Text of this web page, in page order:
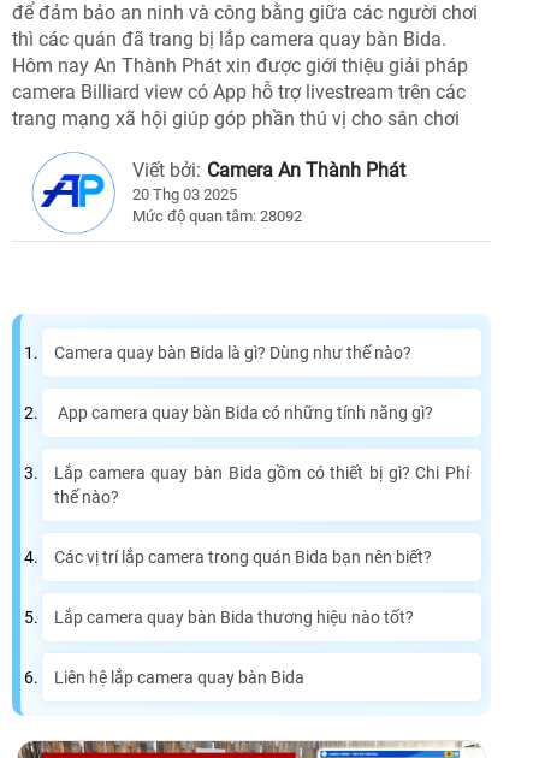
để đảm bảo an ninh và công bằng giữa các người chơi
thì các quán đã trang bị lắp camera quay bàn Bida.
Hôm nay An Thành Phát xin được giới thiệu giải pháp
camera Billiard view có App hỗ trợ livestream trên các
trang mạng xã hội giúp góp phần thú vị cho sân chơi
Viết bởi: Camera An Thành Phát
20 Thg 03 2025
Mức độ quan tâm: 28092
Camera quay bàn Bida là gì? Dùng như thế nào?
App camera quay bàn Bida có những tính năng gì?
Lắp camera quay bàn Bida gồm có thiết bị gì? Chi Phí
thế nào?
Các vị trí lắp camera trong quán Bida bạn nên biết?
Lắp camera quay bàn Bida thương hiệu nào tốt?
Liên hệ lắp camera quay bàn Bida